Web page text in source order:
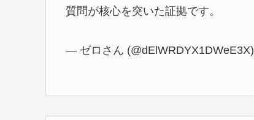
質問が核心を突いた証拠です。
— ゼロさん (@dElWRDYX1DWeE3X)